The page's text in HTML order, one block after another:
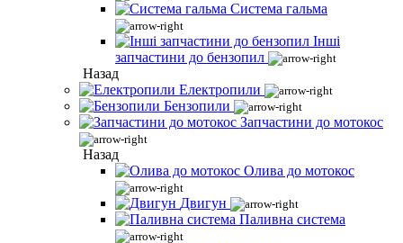
Система гальма
Інші
запчастини до бензопил
Назад
Електропили
Бензопили
Запчастини до мотокос
Назад
Олива до мотокос
Двигун
Паливна система